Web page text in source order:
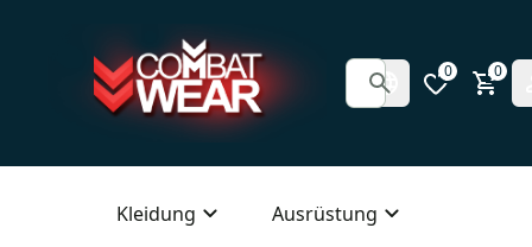
0 0
Kleidung
Ausrüstung